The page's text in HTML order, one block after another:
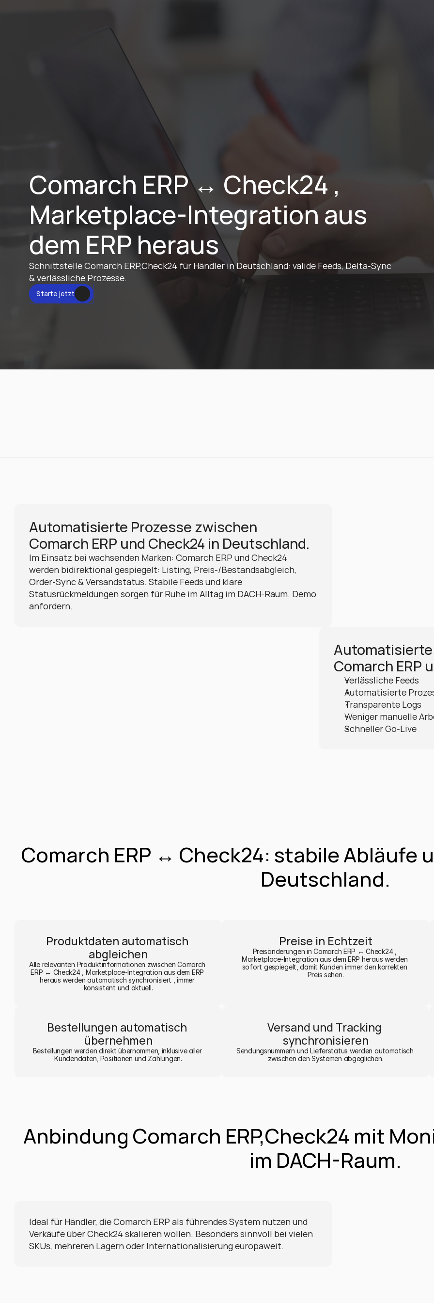
Comarch ERP ↔ Check24 ,
Marketplace-Integration aus
dem ERP heraus
Schnittstelle Comarch ERP,Check24 für Händler in Deutschland: valide Feeds, Delta-Sync
& verlässliche Prozesse.
Starte jetzt
Automatisierte Prozesse zwischen
Comarch ERP und Check24 in Deutschland.
Im Einsatz bei wachsenden Marken: Comarch ERP und Check24
werden bidirektional gespiegelt: Listing, Preis-/Bestandsabgleich,
Order-Sync & Versandstatus. Stabile Feeds und klare
Statusrückmeldungen sorgen für Ruhe im Alltag im DACH-Raum. Demo
anfordern.
Comarch ERP
Verlässliche Feeds
Automatisierte
Transparente Logs
Weniger manuelle
Schneller Go-Live
Comarch ERP ↔ Check24: stabile Abläufe
Deutschland.
Produktdaten automatisch
abgleichen
Alle relevanten Produktinformationen zwischen Comarch
ERP ↔ Check24 , Marketplace-Integration aus dem ERP
heraus werden automatisch synchronisiert , immer
konsistent und aktuell.
Preise in Echtzeit
Preisänderungen in Comarch ERP ↔ Check24 ,
Marketplace-Integration aus dem ERP heraus werden
sofort gespiegelt, damit Kunden immer den korrekten
Preis sehen.
Bestellungen automatisch
übernehmen
Bestellungen werden direkt übernommen, inklusive aller
Kundendaten, Positionen und Zahlungen.
Versand und Tracking
synchronisieren
Sendungsnummern und Lieferstatus werden automatisch
zwischen den Systemen abgeglichen.
Anbindung Comarch ERP,Check24 mit
im DACH-Raum.
Ideal für Händler, die Comarch ERP als führendes System nutzen und
Verkäufe über Check24 skalieren wollen. Besonders sinnvoll bei vielen
SKUs, mehreren Lagern oder Internationalisierung europaweit.